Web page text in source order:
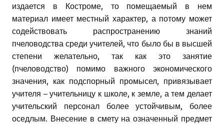
издается в Костроме, то помещаемый в нем
материал имеет местный характер, а потому может
содействовать распространению знаний
пчеловодства среди учителей, что было бы в высшей
степени желательно, так как это занятие
(пчеловодство) помимо важного экономического
значения, как подспорный промысел, привязывает
учителя – учительницу к школе, к земле, а тем делает
учительский персонал более устойчивым, более
оседлым. Внесение в смету на означенный предмет